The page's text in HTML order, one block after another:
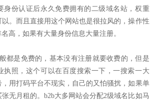
身份认证后永久免费拥有的二级域名站，权重
。而且直接用这个网站也是很拉风的，操作性
高，如果有大量身份信息大量注册。
是免费的，基本没有注册就要收费的，但是
执照，这个可以在百度搜索一下，一搜索一大
用打码平台不现实，自己的又怕骚扰，如果单
无月租的。b2b大多网站会分配2级域名比如马